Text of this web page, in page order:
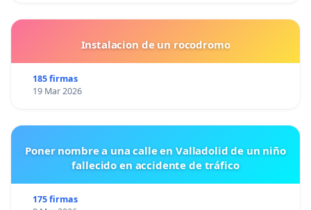
Instalacion de un rocodromo
185 firmas
19 Mar 2026
Poner nombre a una calle en Valladolid de un niño
fallecido en accidente de tráfico
175 firmas